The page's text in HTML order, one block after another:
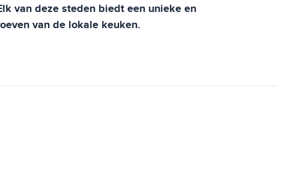
van deze steden biedt een unieke en
van de lokale keuken.